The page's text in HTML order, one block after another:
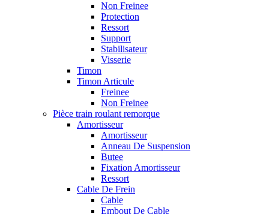
Non Freinee
Protection
Ressort
Support
Stabilisateur
Visserie
Timon
Timon Articule
Freinee
Non Freinee
Pièce train roulant remorque
Amortisseur
Amortisseur
Anneau De Suspension
Butee
Fixation Amortisseur
Ressort
Cable De Frein
Cable
Embout De Cable